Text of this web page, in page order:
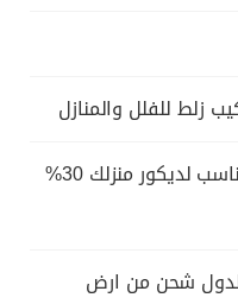
زلط للفلل والمنازل
الحجر الصناعى الانواع والسعر المناسب لديكور منزلك 30%
شحن من ارض